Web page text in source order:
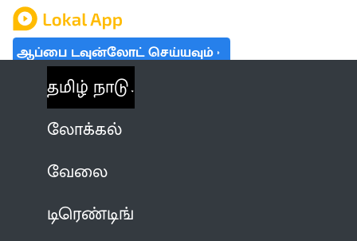
ஆப்பை டவுன்லோட் செய்யவும்
தமிழ் நாடு
லோக்கல்
வேலை
டிரெண்டிங்